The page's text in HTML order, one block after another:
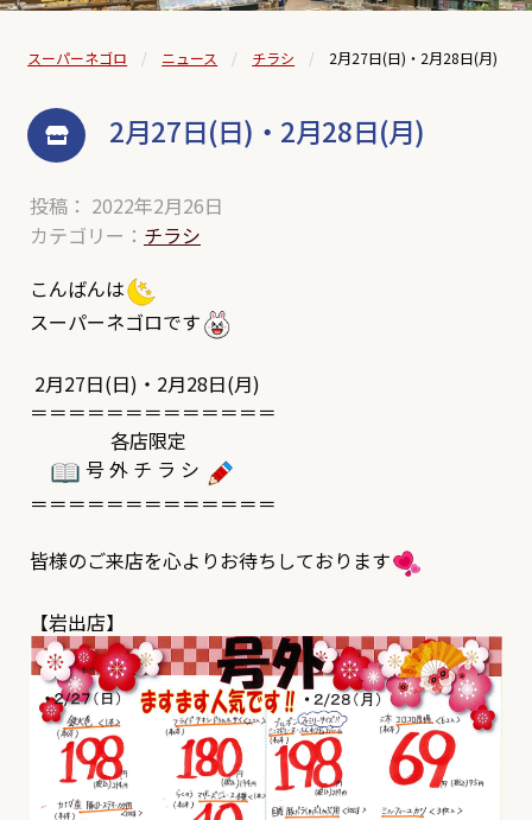
スーパーネゴロ ニュース チラシ 2月27日(日)・2月28日(月)
2月27日(日)・2月28日(月)
投稿： 2022年2月26日
カテゴリー： チラシ
こんばんは
スーパーネゴロです
2月27日(日)・2月28日(月)
＝＝＝＝＝＝＝＝＝＝＝＝＝
各店限定
号 外 チ ラ シ
＝＝＝＝＝＝＝＝＝＝＝＝＝
皆様のご来店を心よりお待ちしております
【岩出店】